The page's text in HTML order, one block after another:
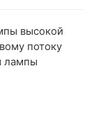
высокой
потоку
лампы